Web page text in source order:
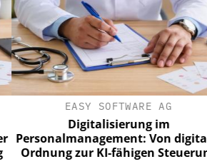
EASY SOFTWARE AG
Digitalisierung im
Personalmanagement: Von digitaler
Ordnung zur KI-fähigen Steuerung